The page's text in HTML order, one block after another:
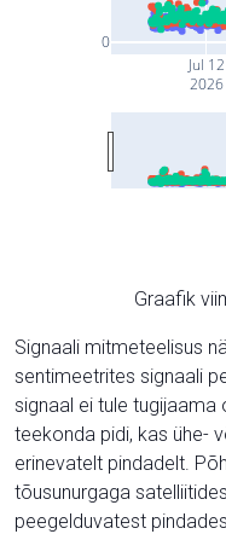
Jul 12
2026
0
Graafik
Signaali mitmeteelisus
sentimeetrites signaali
signaal ei tule
teekonda pidi, kas ühe-
erinevatelt pindadelt.
tõusunurgaga
peegelduvatest